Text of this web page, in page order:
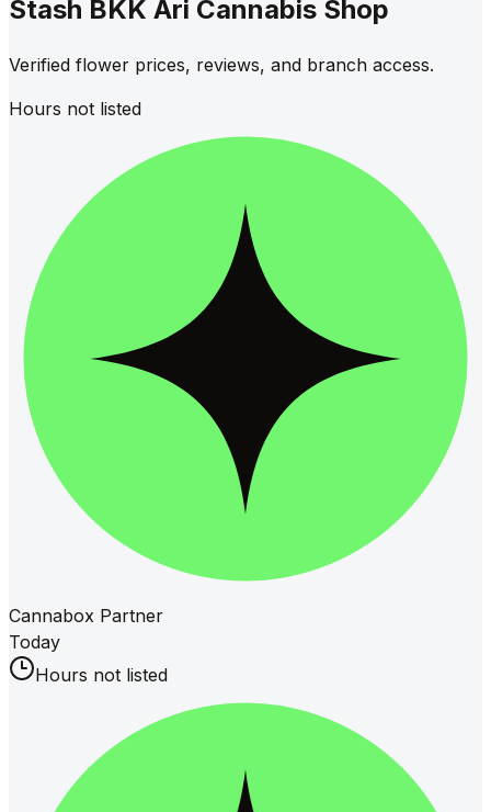
Stash BKK Ari Cannabis Shop
Verified flower prices, reviews, and branch access.
Hours not listed
Cannabox Partner
Today
Hours not listed